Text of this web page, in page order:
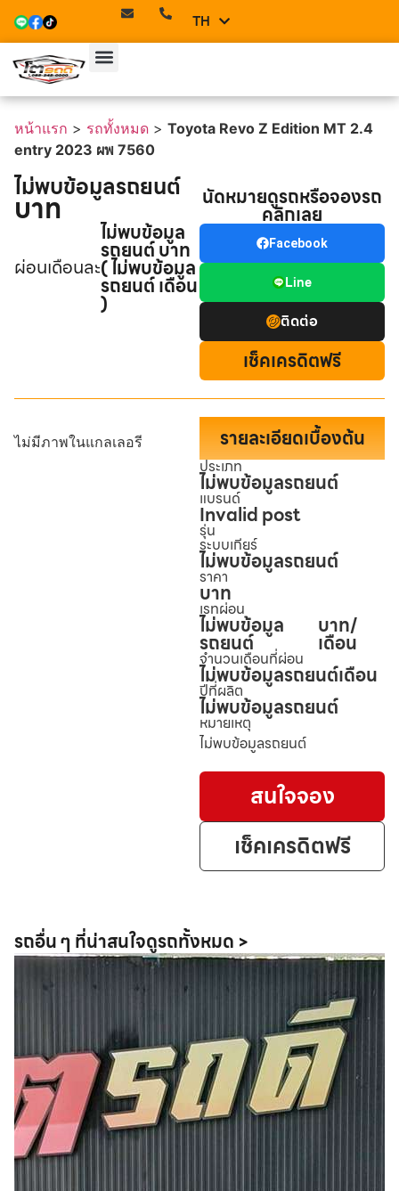
TH
EN
หน้าแรก > รถทั้งหมด > Toyota Revo Z Edition MT 2.4
entry 2023 ผพ 7560
ไม่พบข้อมูลรถยนต์
บาท
ผ่อนเดือนละ
ไม่พบข้อมูล
รถยนต์ บาท
( ไม่พบข้อมูล
รถยนต์ เดือน
)
นัดหมายดูรถหรือจองรถ
คลิกเลย
Facebook
Line
ติดต่อ
เช็คเครดิตฟรี
ไม่มีภาพในแกลเลอรี รายละเอียดเบื้องต้น
ประเภท
ไม่พบข้อมูลรถยนต์
แบรนด์
Invalid post
รุ่น
ระบบเกียร์
ไม่พบข้อมูลรถยนต์
ราคา
บาท
เรทผ่อน
ไม่พบข้อมูล
รถยนต์
บาท/
เดือน
จำนวนเดือนที่ผ่อน
ไม่พบข้อมูลรถยนต์เดือน
ปีที่ผลิต
ไม่พบข้อมูลรถยนต์
หมายเหตุ
ไม่พบข้อมูลรถยนต์
สนใจจอง
เช็คเครดิตฟรี
รถอื่น ๆ ที่น่าสนใจดูรถทั้งหมด >